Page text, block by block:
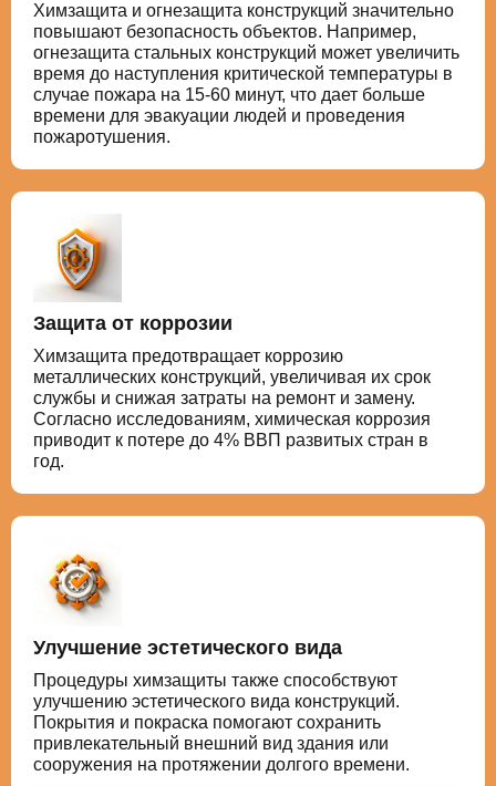
Химзащита и огнезащита конструкций значительно
повышают безопасность объектов. Например,
огнезащита стальных конструкций может увеличить
время до наступления критической температуры в
случае пожара на 15-60 минут, что дает больше
времени для эвакуации людей и проведения
пожаротушения.
Защита от коррозии
Химзащита предотвращает коррозию
металлических конструкций, увеличивая их срок
службы и снижая затраты на ремонт и замену.
Согласно исследованиям, химическая коррозия
приводит к потере до 4% ВВП развитых стран в
год.
Улучшение эстетического вида
Процедуры химзащиты также способствуют
улучшению эстетического вида конструкций.
Покрытия и покраска помогают сохранить
привлекательный внешний вид здания или
сооружения на протяжении долгого времени.